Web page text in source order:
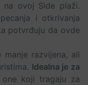
na ovoj Side plaži.
i otkrivanja
potvrđuju da ovde
manje razvijena, ali
Idealna je za
koji tragaju za